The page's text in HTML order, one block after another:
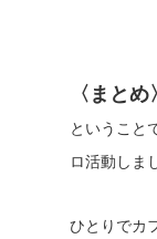
〈まとめ〉
ということ
ロ活動しま
ひとりでカ